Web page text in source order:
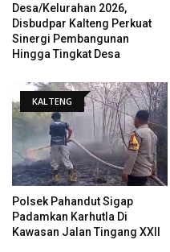
Desa/Kelurahan 2026,
Disbudpar Kalteng Perkuat
Sinergi Pembangunan
Hingga Tingkat Desa
KALTENG
Polsek Pahandut Sigap
Padamkan Karhutla Di
Kawasan Jalan Tingang XXII